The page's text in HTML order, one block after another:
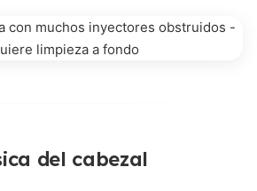
del cabezal